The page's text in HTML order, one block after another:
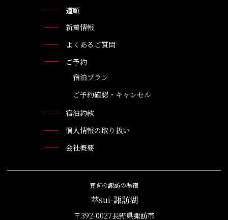
道順
新着情報
よくあるご質問
ご予約
宿泊プラン
ご予約確認・キャンセル
宿泊約款
個人情報の取り扱い
会社概要
寛ぎの諏訪の湯宿
萃sui-諏訪湖
〒392-0027長野県諏訪市